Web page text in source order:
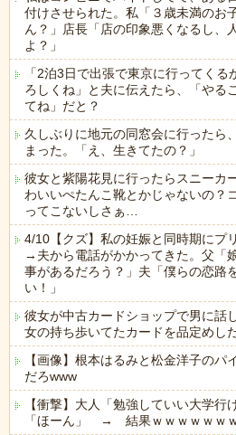
付けさせられた。私「３歳未満のお
ん？」店長「店の印象悪くなるし、
よ？」
「2泊3日で出張で東京に行ってくる
ろしくね」と夫に伝えたら、「やる
てね」だと？
久しぶりに地元の同窓会に行ったら
まった。「え、生きてたの？」
彼女と紫陽花見に行ったらスニーカ
わいいぺたんこ靴とかじゃないの？
ってこないしさぁ…
4/10【クズ】私の妊娠と同時期にプ
→夫から電話がかかってきた。父「
事があるだろう？」夫「僕らの恋路
い！」
彼女が中古カードショップで男に話
女の持ち歩いてたカードを品定めし
【画像】根本はるみと松金洋子のパ
だろwww
【衝撃】大人「勉強していい大学
「ほーん」 → 結果ｗｗｗｗｗｗ